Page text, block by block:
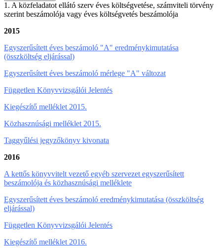
1. A közfeladatot ellátó szerv éves költségvetése, számviteli törvény
szerint beszámolója vagy éves költségvetés beszámolója
2015
Egyszerűsített éves beszámoló "A" eredménykimutatása
(összköltség eljárással)
Egyszerűsített éves beszámoló mérlege "A" változat
Független Könyvvizsgálói Jelentés
Kiegészítő melléklet 2015.
Közhasznúsági melléklet 2015.
Taggyűlési jegyzőkönyv kivonata
2016
A kettős könyvvitelt vezető egyéb szervezet egyszerűsített
beszámolója és közhasznúsági melléklete
Egyszerűsített éves beszámoló eredménykimutatása (összköltség
eljárással)
Független Könyvvizsgálói Jelentés
Kiegészítő melléklet 2016.